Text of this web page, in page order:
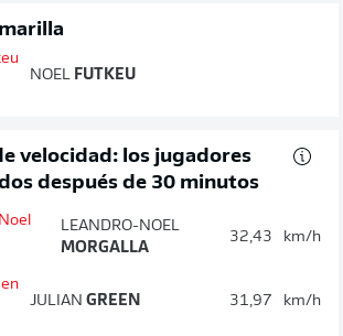
NOEL FUTKEU
velocidad: los jugadores
después de 30 minutos
LEANDRO-NOEL
MORGALLA
32,43 km/h
JULIAN GREEN 31,97 km/h